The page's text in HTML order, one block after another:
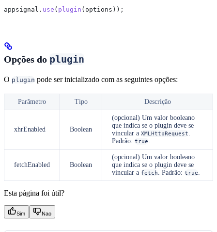
appsignal . use ( plugin ( options ));
Opções do plugin
O plugin pode ser inicializado com as seguintes opções:
Parâmetro Tipo Descrição
xhrEnabled Boolean
(opcional) Um valor booleano
que indica se o plugin deve se
vincular a XMLHttpRequest
Padrão: true
fetchEnabled Boolean
(opcional) Um valor booleano
que indica se o plugin deve se
vincular a fetch . Padrão: true
Esta página foi útil?
Sim Nao